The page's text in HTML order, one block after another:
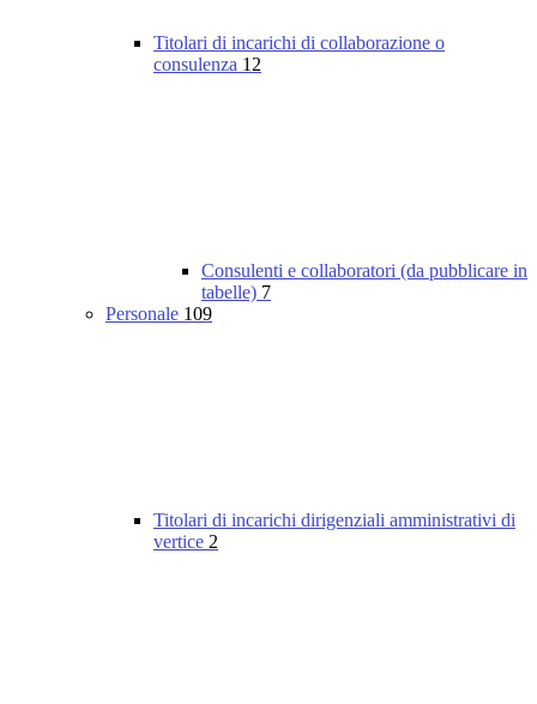
Titolari di incarichi di collaborazione o
consulenza 12
Consulenti e collaboratori (da pubblicare in
tabelle) 7
Personale 109
Titolari di incarichi dirigenziali amministrativi di
vertice 2